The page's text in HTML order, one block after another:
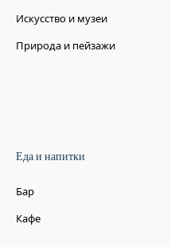
Искусство и музеи
Природа и пейзажи
Еда и напитки
Бар
Кафе